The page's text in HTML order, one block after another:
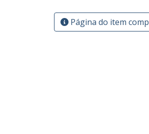
Página do item